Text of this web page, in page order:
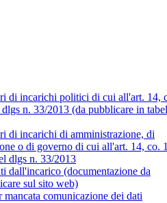
di incarichi politici di cui all'art. 14,
dlgs n. 33/2013 (da pubblicare in
di incarichi di amministrazione, di
o di governo di cui all'art. 14, co.
dlgs n. 33/2013
dall'incarico (documentazione da
sul sito web)
mancata comunicazione dei dati